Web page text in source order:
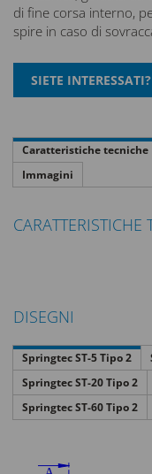
di fine corsa interno,
spire in caso di
Caratteristiche tecniche
Immagini
CARATTERISTICHE
DISEGNI
Springtec ST-5 Tipo 2
Springtec ST-20 Tipo 2
Springtec ST-60 Tipo 2